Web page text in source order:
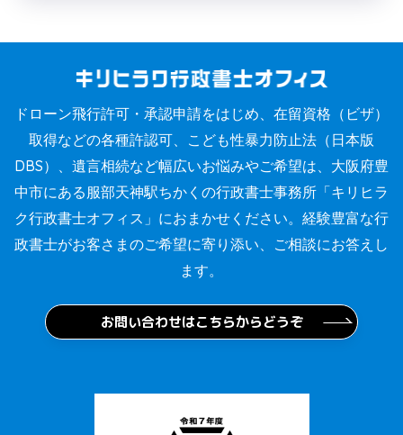
ドローン飛行許可・承認申請をはじめ、在留資格（ビザ）
取得などの各種許認可、こども性暴力防止法（日本版
DBS）、遺言相続など幅広いお悩みやご希望は、大阪府豊
中市にある服部天神駅ちかくの行政書士事務所「キリヒラ
ク行政書士オフィス」におまかせください。経験豊富な行
政書士がお客さまのご希望に寄り添い、ご相談にお答えし
ます。
お問い合わせはこちらからどうぞ